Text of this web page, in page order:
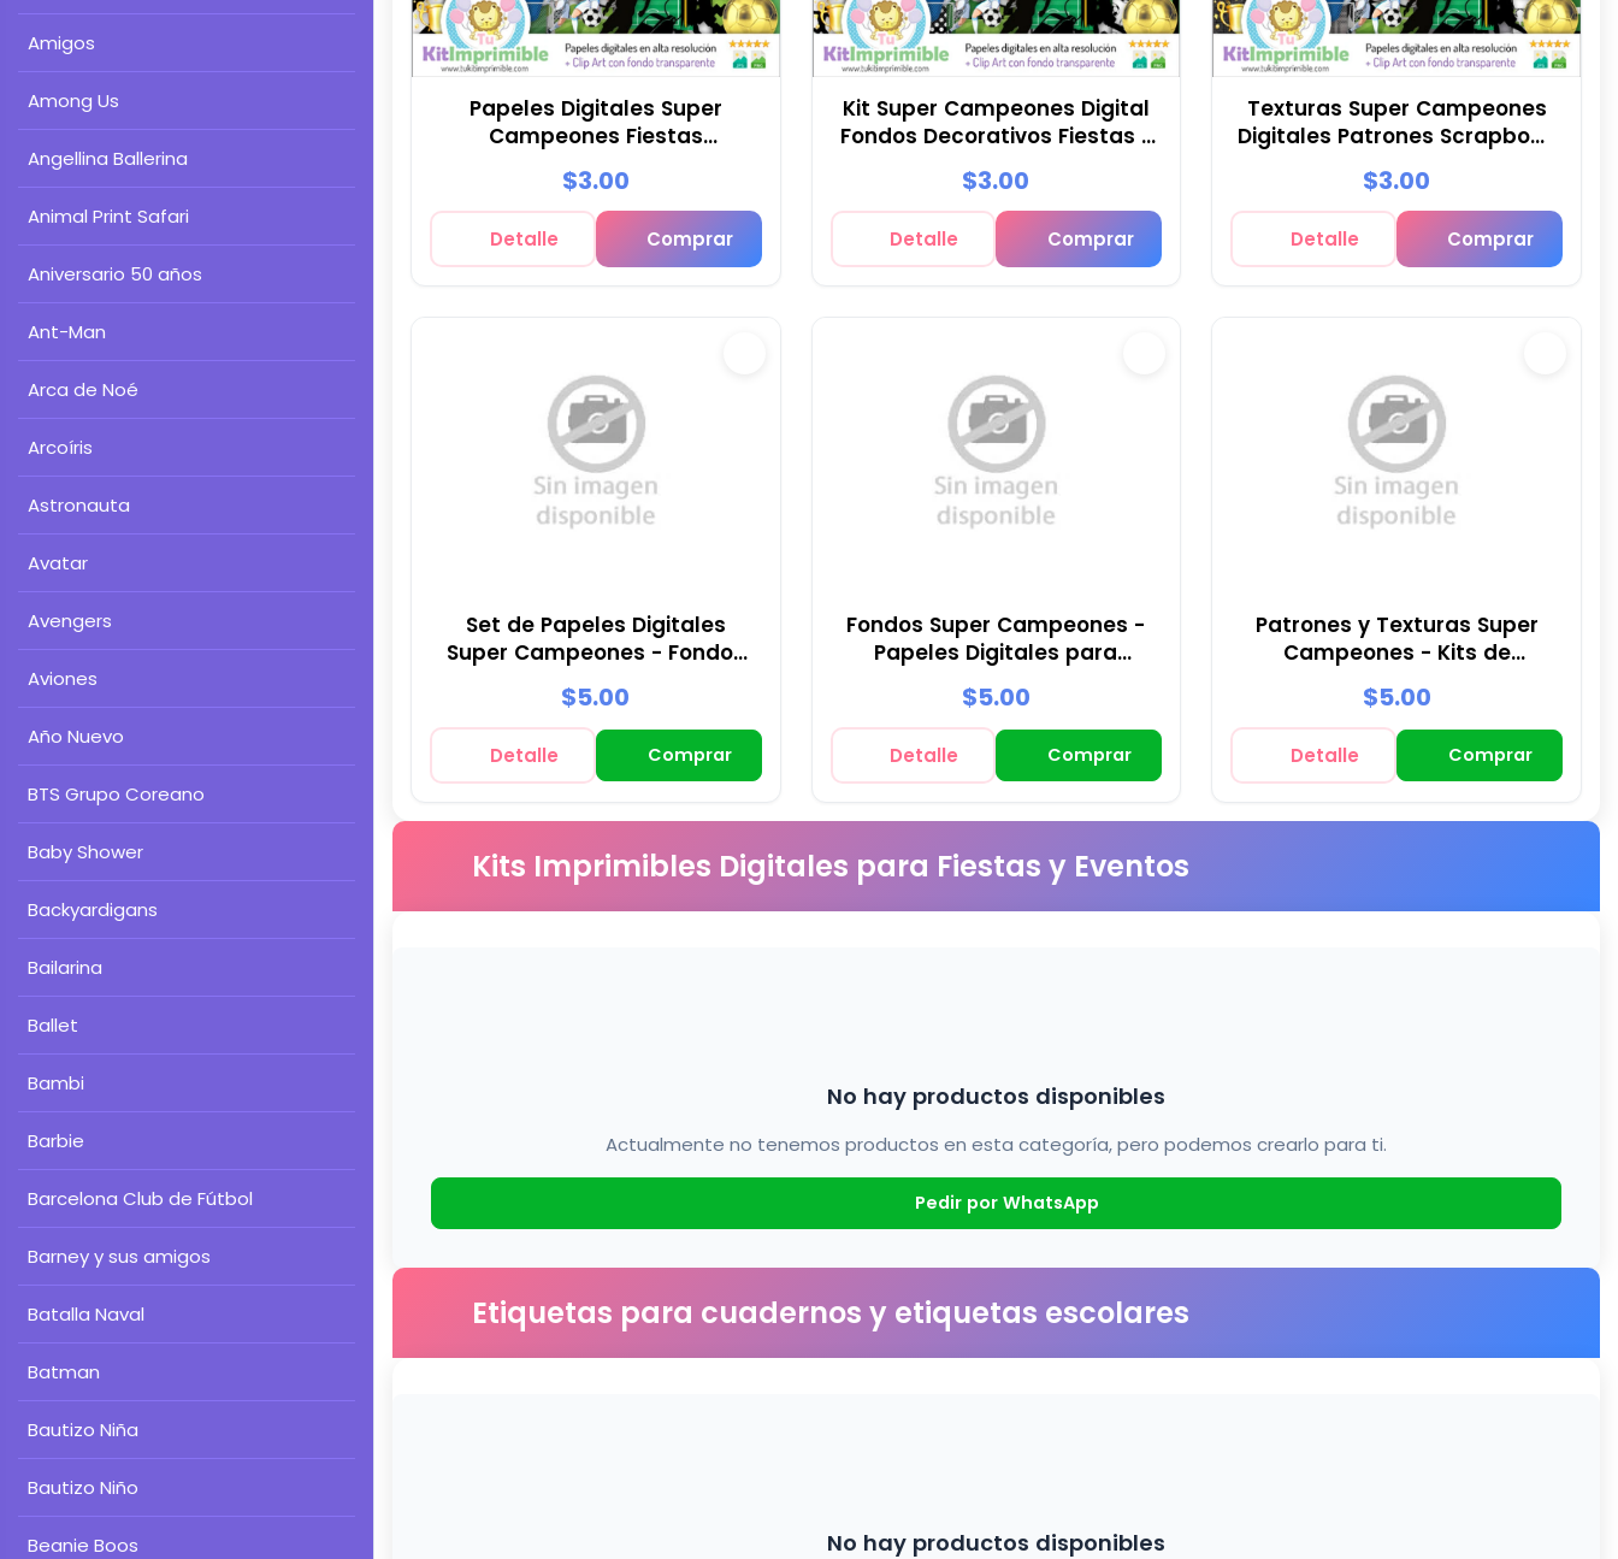
Amigos
Among Us
Angellina Ballerina
Animal Print Safari
Aniversario 50 años
Ant-Man
Arca de Noé
Arcoíris
Astronauta
Avatar
Avengers
Aviones
Año Nuevo
BTS Grupo Coreano
Baby Shower
Backyardigans
Bailarina
Ballet
Bambi
Barbie
Barcelona Club de Fútbol
Barney y sus amigos
Batalla Naval
Batman
Bautizo Niña
Bautizo Niño
Beanie Boos
Papeles Digitales Super
Campeones Fiestas
$3.00
Detalle Comprar
Kit Super Campeones Digital
Fondos Decorativos Fiestas -
$3.00
Detalle Comprar
Texturas Super Campeones
Digitales Patrones Scrapbook
$3.00
Detalle Comprar
Set de Papeles Digitales
Super Campeones - Fondos
para Fiestas y Scrapbooking
$5.00
Detalle Comprar
Fondos Super Campeones -
Papeles Digitales para
Decoración
$5.00
Detalle Comprar
Patrones y Texturas Super
Campeones - Kits de
Scrapbook y Fiestas
$5.00
Detalle Comprar
Kits Imprimibles Digitales para Fiestas y Eventos
No hay productos disponibles
Actualmente no tenemos productos en esta categoría, pero podemos crearlo para ti.
Pedir por WhatsApp
Etiquetas para cuadernos y etiquetas escolares
No hay productos disponibles